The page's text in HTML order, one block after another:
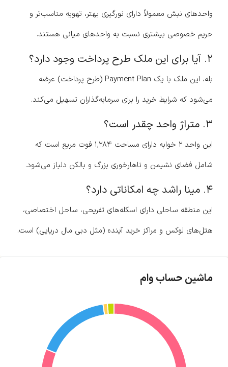
واحدهای نبش معمولاً دارای نورگیری بهتر، تهویه مناسب‌تر و
حریم خصوصی بیشتری نسبت به واحدهای میانی هستند.
۲. آیا برای این ملک طرح پرداخت وجود دارد؟
بله، این ملک با یک Payment Plan (طرح پرداخت) عرضه
می‌شود که شرایط خرید را برای سرمایه‌گذاران تسهیل می‌کند.
۳. متراژ واحد چقدر است؟
این واحد ۲ خوابه دارای مساحت ۱,۲۸۴ فوت مربع است که
شامل فضای نشیمن و ناهارخوری بزرگ و بالکن دلباز می‌شود.
۴. مینا راشد چه امکاناتی دارد؟
این منطقه ساحلی دارای اسکله‌های تفریحی، ساحل اختصاصی،
هتل‌های لوکس و مراکز خرید آینده (مثل دبی مال دریایی) است.
ماشین حساب وام